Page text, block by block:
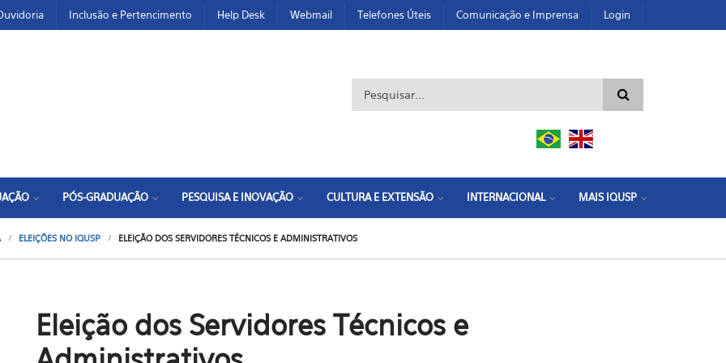
Inclusão e Pertencimento Help Desk Webmail Telefones Úteis Comunicação e Imprensa Login
Formulário de busca
PÓS-GRADUAÇÃO PESQUISA E INOVAÇÃO CULTURA E EXTENSÃO INTERNACIONAL MAIS IQUSP
ELEIÇÕES NO IQUSP ELEIÇÃO DOS SERVIDORES TÉCNICOS E ADMINISTRATIVOS
Eleição dos Servidores Técnicos e